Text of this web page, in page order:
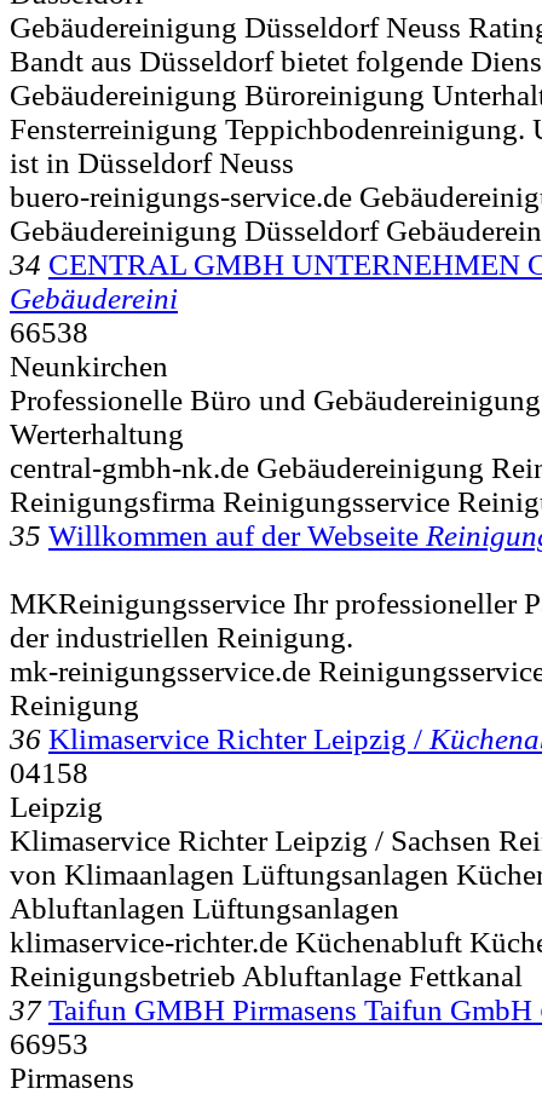
Gebäudereinigung Düsseldorf Neuss
Bandt aus Düsseldorf bietet folgende
Gebäudereinigung Büroreinigung
Fensterreinigung Teppichbodenreinigung.
ist in Düsseldorf Neuss
buero-reinigungs-service.de
Gebäudereinigung Düsseldorf Gebäuderein
34 CENTRAL GMBH UNTERNEHMEN
Gebäudereini
66538
Neunkirchen
Professionelle Büro und
Werterhaltung
central-gmbh-nk.de Gebäudereinigung
Reinigungsfirma Reinigungsservice
35 Willkommen auf der Webseite
MKReinigungsservice Ihr professioneller
der industriellen Reinigung.
mk-reinigungsservice.de
Reinigung
36 Klimaservice Richter Leipzig /
04158
Leipzig
Klimaservice Richter Leipzig / Sachsen
von Klimaanlagen Lüftungsanlagen
Abluftanlagen Lüftungsanlagen
klimaservice-richter.de Küchenabluft
Reinigungsbetrieb Abluftanlage Fettkanal
37 Taifun GMBH Pirmasens Taifun GmbH
66953
Pirmasens